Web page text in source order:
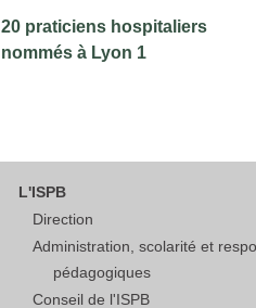
20 praticiens hospitaliers
nommés à Lyon 1
L'ISPB
Direction
Administration, scolarité et
pédagogiques
Conseil de l'ISPB